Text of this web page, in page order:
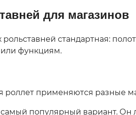
для магазинов
рольставней стандартная:
функциям.
роллет применяются разные
популярный вариант. Он